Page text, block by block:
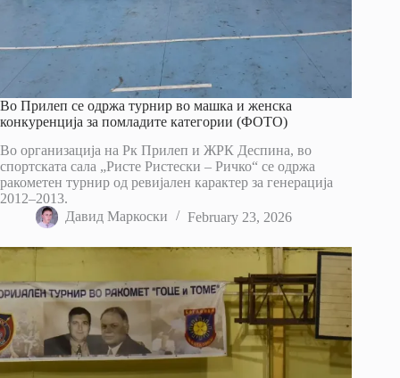
Во Прилеп се одржа турнир во машка и женска
конкуренција за помладите категории (ФОТО)
Во организација на Рк Прилеп и ЖРК Деспина, во
спортската сала „Ристе Ристески – Ричко“ се одржа
ракометен турнир од ревијален карактер за генерација
2012–2013.
Давид Маркоски
February 23, 2026